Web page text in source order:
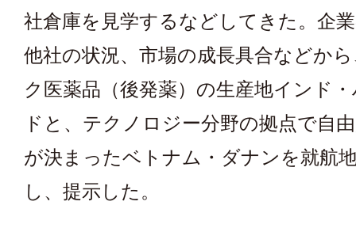
社倉庫を見学するなどしてきた。企
他社の状況、市場の成長具合などか
ク医薬品（後発薬）の生産地インド
ドと、テクノロジー分野の拠点で自
が決まったベトナム・ダナンを就航
し、提示した。